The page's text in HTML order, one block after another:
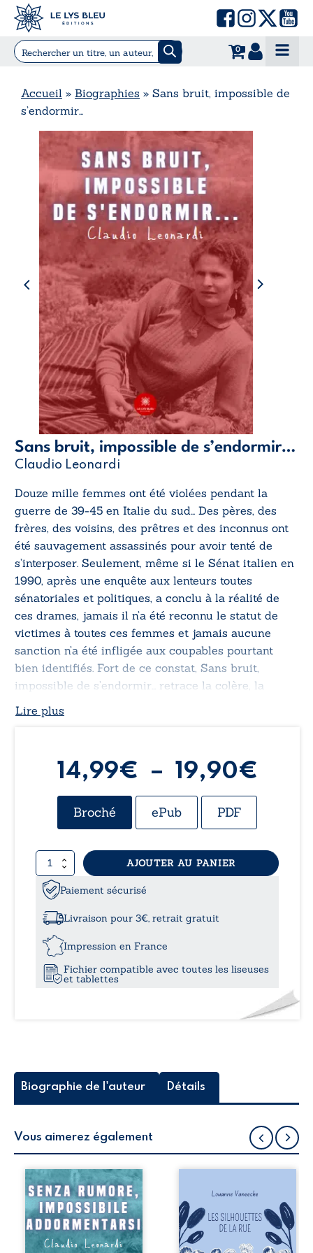
0
Accueil » Biographies » Sans bruit, impossible de
s’endormir…
Sans bruit, impossible de s’endormir…
Claudio Leonardi
Douze mille femmes ont été violées pendant la
guerre de 39-45 en Italie du sud… Des pères, des
frères, des voisins, des prêtres et des inconnus ont
été sauvagement assassinés pour avoir tenté de
s’interposer. Seulement, même si le Sénat italien en
1990, après une enquête aux lenteurs toutes
sénatoriales et politiques, a conclu à la réalité de
ces drames, jamais il n’a été reconnu le statut de
victimes à toutes ces femmes et jamais aucune
sanction n’a été infligée aux coupables pourtant
bien identifiés. Fort de ce constat, Sans bruit,
impossible de s’endormir…
retrace la colère, la
l’injustice de la situation, dans une intrigue pleine
Lire plus
14,99€ – 19,90€
de
Broché ePub PDF
quantité
de
Sans
bruit,
impossible
s'endormir...
AJOUTER AU PANIER
Paiement sécurisé
Livraison pour 3€, retrait gratuit
Impression en France
Fichier compatible avec toutes les liseuses
et tablettes
Biographie de l'auteur Détails
Vous aimerez également
Dodicimila donne
furono violentate
durante la guerra
del 39-45 nel sud
Italia...Padri, fratelli,
vicini, preti e
la rue donne la
parole à six
personnages
ordinaires,
traversés par des